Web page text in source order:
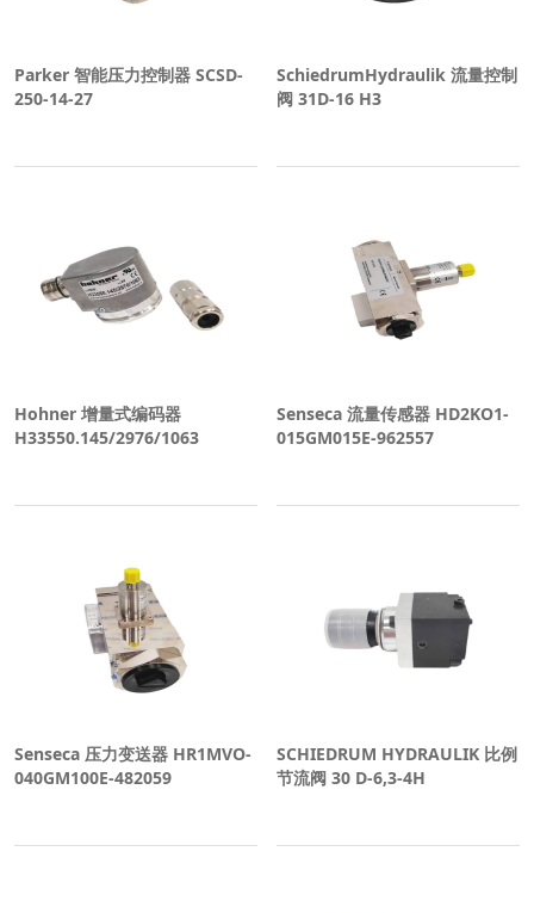
Parker 智能压力控制器 SCSD-
250-14-27
SchiedrumHydraulik 流量控制
阀 31D-16 H3
Hohner 增量式编码器
H33550.145/2976/1063
Senseca 流量传感器 HD2KO1-
015GM015E-962557
Senseca 压力变送器 HR1MVO-
040GM100E-482059
SCHIEDRUM HYDRAULIK 比例
节流阀 30 D-6,3-4H